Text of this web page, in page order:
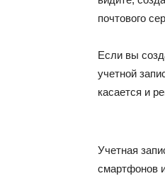
почтового
Если вы
учетной
касается и
Учетная
смартфонов